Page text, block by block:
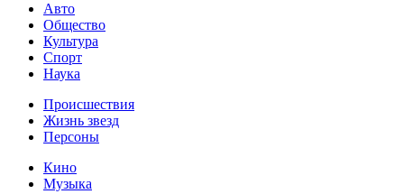
Авто
Общество
Культура
Спорт
Наука
Происшествия
Жизнь звезд
Персоны
Кино
Музыка